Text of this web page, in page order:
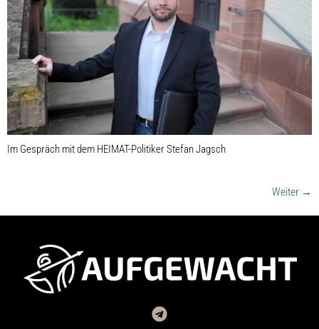
Im Gespräch mit dem HEIMAT-Politiker Stefan Jagsch
Weiter →